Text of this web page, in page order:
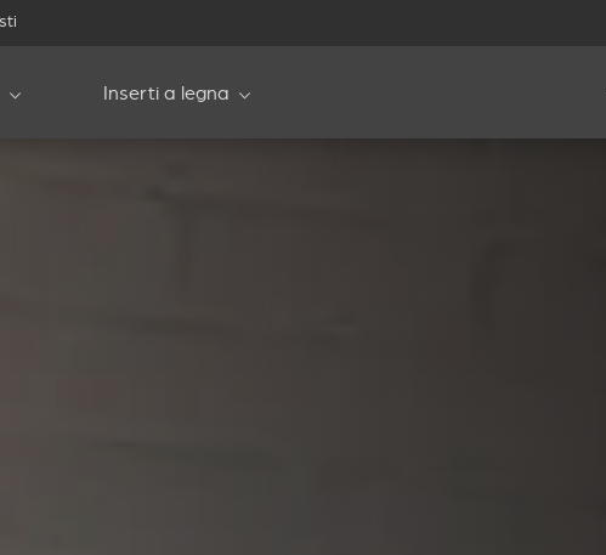
Inserti a legna